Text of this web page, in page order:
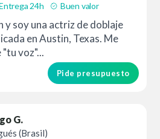
24h Buen valor
y soy una actriz de doblaje
en Austin, Texas. Me
voz"...
Pide presupuesto
G.
(Brasil)